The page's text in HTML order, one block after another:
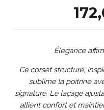
Élégance
Ce corset structuré,
sublime la poitrine
signature. Le laçage
allient confort et